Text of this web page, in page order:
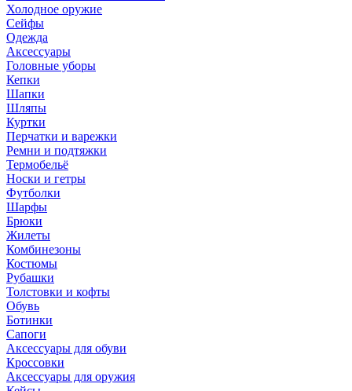
Холодное оружие
Сейфы
Одежда
Аксессуары
Головные уборы
Кепки
Шапки
Шляпы
Куртки
Перчатки и варежки
Ремни и подтяжки
Термобельё
Носки и гетры
Футболки
Шарфы
Брюки
Жилеты
Комбинезоны
Костюмы
Рубашки
Толстовки и кофты
Обувь
Ботинки
Сапоги
Аксессуары для обуви
Кроссовки
Аксессуары для оружия